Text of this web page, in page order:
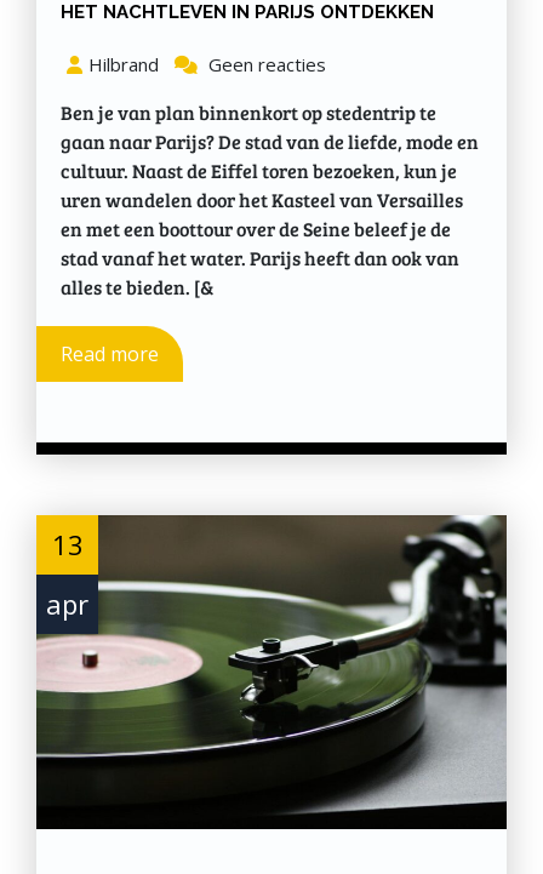
HET NACHTLEVEN IN PARIJS ONTDEKKEN
Hilbrand Geen reacties
Ben je van plan binnenkort op stedentrip te
gaan naar Parijs? De stad van de liefde, mode en
cultuur. Naast de Eiffel toren bezoeken, kun je
uren wandelen door het Kasteel van Versailles
en met een boottour over de Seine beleef je de
stad vanaf het water. Parijs heeft dan ook van
alles te bieden. [&
Read more
13
apr